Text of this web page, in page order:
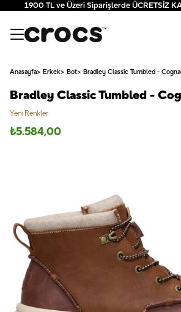
1900 TL ve Üzeri Siparişlerde ÜCRETSİZ
Anasayfa Erkek Bot Bradley Classic Tumbled -
Bradley Classic Tumbled -
Yeni Renkler
₺5.584,00